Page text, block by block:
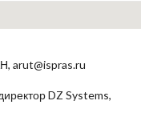
arut@ispras.ru
DZ Systems,